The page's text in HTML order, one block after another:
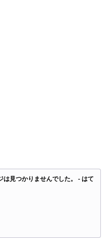
は見つかりませんでした。 - はて